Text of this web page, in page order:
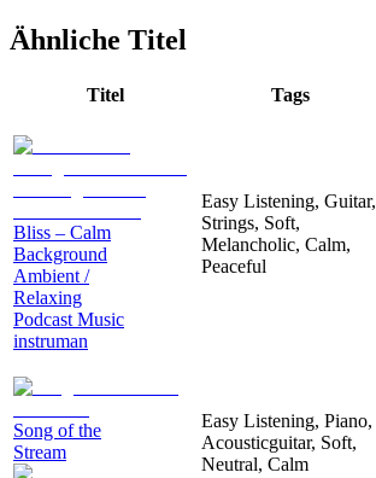
Ähnliche Titel
Titel Tags
Bliss – Calm
Background
Ambient /
Relaxing
Podcast Music
instruman
Easy Listening, Guitar,
Strings, Soft,
Melancholic, Calm,
Peaceful
Song of the
Stream
Easy Listening, Piano,
Acousticguitar, Soft,
Neutral, Calm